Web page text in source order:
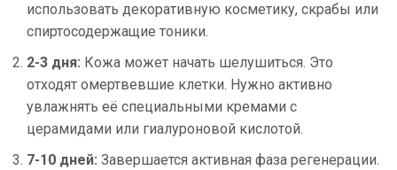
использовать декоративную косметику, скрабы или
спиртосодержащие тоники.
2-3 дня: Кожа может начать шелушиться. Это
отходят омертвевшие клетки. Нужно активно
увлажнять её специальными кремами с
церамидами или гиалуроновой кислотой.
7-10 дней: Завершается активная фаза регенерации.